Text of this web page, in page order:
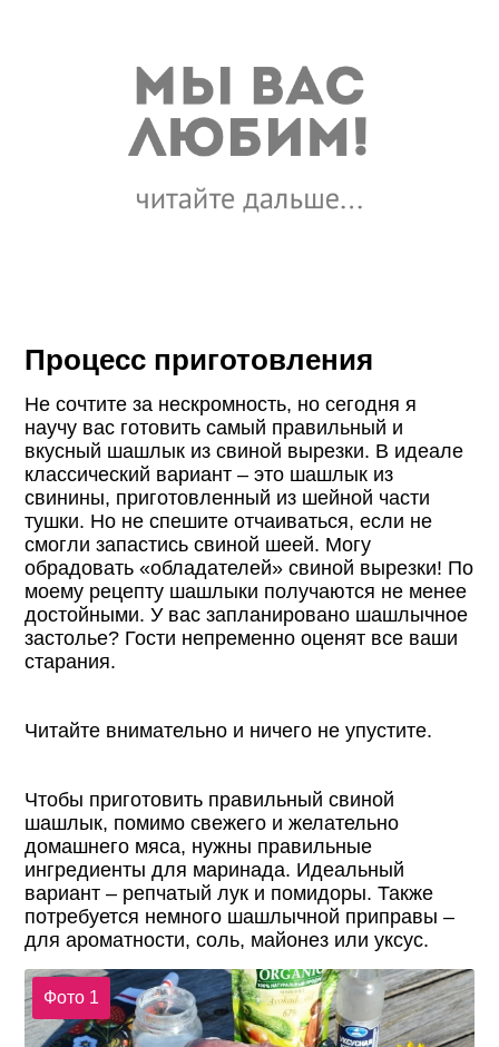
Процесс приготовления
Не сочтите за нескромность, но сегодня я
научу вас готовить самый правильный и
вкусный шашлык из свиной вырезки. В идеале
классический вариант – это шашлык из
свинины, приготовленный из шейной части
тушки. Но не спешите отчаиваться, если не
смогли запастись свиной шеей. Могу
обрадовать «обладателей» свиной вырезки! По
моему рецепту шашлыки получаются не менее
достойными. У вас запланировано шашлычное
застолье? Гости непременно оценят все ваши
старания.
Читайте внимательно и ничего не упустите.
Чтобы приготовить правильный свиной
шашлык, помимо свежего и желательно
домашнего мяса, нужны правильные
ингредиенты для маринада. Идеальный
вариант – репчатый лук и помидоры. Также
потребуется немного шашлычной приправы –
для ароматности, соль, майонез или уксус.
Фото 1